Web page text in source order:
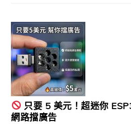
只要 5 美元！超迷你
網路擋廣告